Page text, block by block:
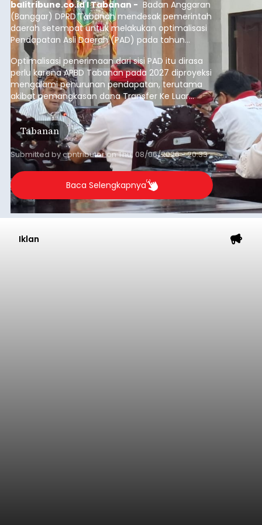
balitribune.co.id I Tabanan - Badan Anggaran
(Banggar) DPRD Tabanan mendesak pemerintah
daerah setempat untuk melakukan optimalisasi
Pendapatan Asli Daerah (PAD) pada tahun
anggaran 2027.
Optimalisasi penerimaan dari sisi PAD itu dirasa
perlu karena APBD Tabanan pada 2027 diproyeksi
mengalami penurunan pendapatan, terutama
akibat pemangkasan dana Transfer Ke Luar
Daerah (TKD) dari pemerintah pusat.
Tabanan
Submitted bycontributoronThu, 08/06/2026 - 20:33
Baca Selengkapnya
Iklan